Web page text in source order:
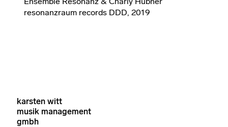
resonanzraum records DDD, 2019
karsten witt
musik management
gmbh